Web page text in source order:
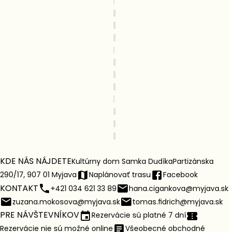
KDE NÁS NÁJDETEKultúrny dom Samka DudíkaPartizánska
290/17, 907 01 Myjava
Naplánovať trasu Facebook
KONTAKT +421 034 621 33 89
hana.cigankova@myjava.sk
zuzana.mokosova@myjava.sk
tomas.fidrich@myjava.sk
PRE NÁVŠTEVNÍKOV
Rezervácie sú platné 7 dní
Rezervácie nie sú možné online
Všeobecné obchodné